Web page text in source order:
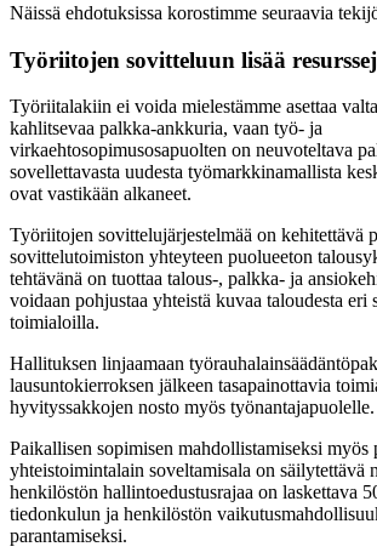
Näissä ehdotuksissa korostimme seuraavia
Työriitojen sovitteluun lisää
Työriitalakiin ei voida mielestämme asettaa
kahlitsevaa palkka-ankkuria, vaan työ- ja
virkaehtosopimusosapuolten on neuvoteltava
sovellettavasta uudesta työmarkkinamallista
ovat vastikään alkaneet.
Työriitojen sovittelujärjestelmää on kehitettävä
sovittelutoimiston yhteyteen puolueeton
tehtävänä on tuottaa talous-, palkka- ja
voidaan pohjustaa yhteistä kuvaa taloudesta eri
toimialoilla.
Hallituksen linjaamaan
lausuntokierroksen jälkeen tasapainottavia
hyvityssakkojen nosto myös työnantajapuolelle.
Paikallisen sopimisen mahdollistamiseksi myös
yhteistoimintalain soveltamisala on säilytettävä
henkilöstön hallintoedustusrajaa on laskettava
tiedonkulun ja henkilöstön
parantamiseksi.